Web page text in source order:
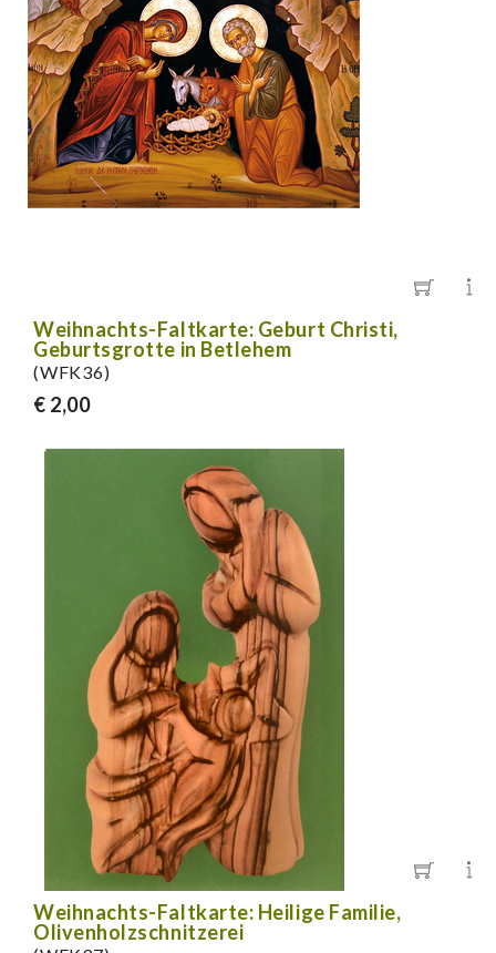
Weihnachts-Faltkarte: Geburt Christi,
Geburtsgrotte in Betlehem
(WFK36)
€ 2,00
Weihnachts-Faltkarte: Heilige Familie,
Olivenholzschnitzerei